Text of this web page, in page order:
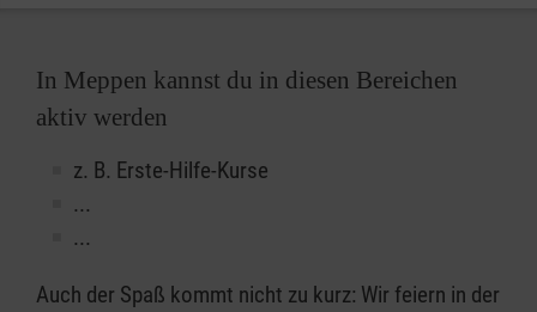
In Meppen kannst du in diesen Bereichen
aktiv werden
z. B. Erste-Hilfe-Kurse
...
...
Auch der Spaß kommt nicht zu kurz: Wir feiern in der